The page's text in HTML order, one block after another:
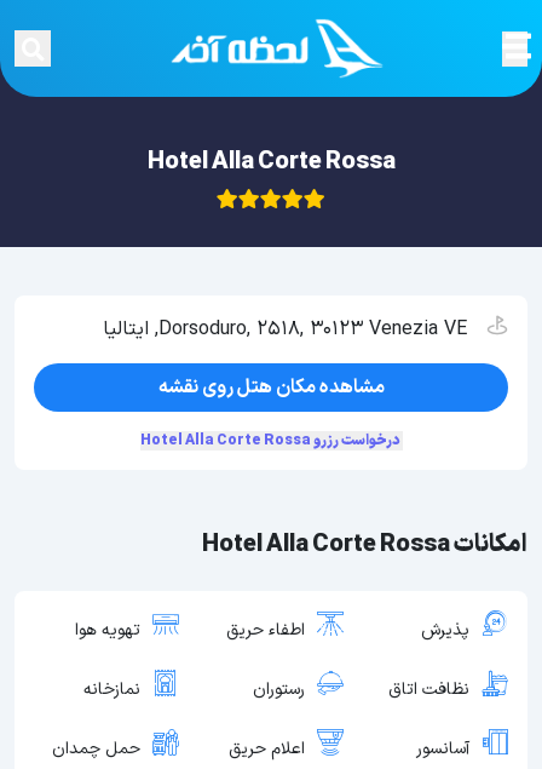
Hotel Alla Corte Rossa
امکانات Hotel Alla Corte Rossa
پذیرش اطفاء حریق تهویه هوا
نظافت اتاق رستوران نمازخانه
آسانسور اعلام حریق حمل چمدان
Dorsoduro, 2518, 30123 Venezia VE, ایتالیا
مشاهده مکان هتل روی نقشه
درخواست رزرو Hotel Alla Corte Rossa